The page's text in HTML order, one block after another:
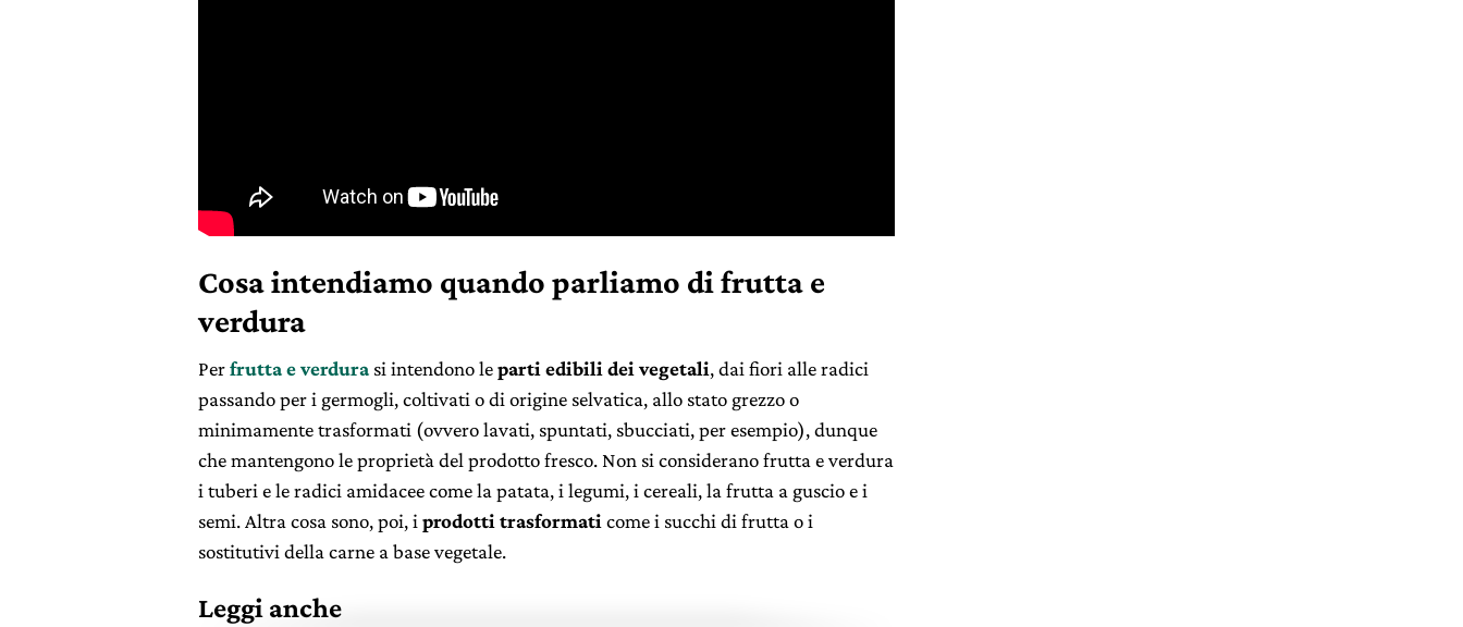
Cosa intendiamo quando parliamo di frutta e
verdura
Perfrutta e verdura si intendono leparti edibili dei vegetali, dai fiori alle radici
passando per i germogli, coltivati o di origine selvatica, allo stato grezzo o
minimamente trasformati (ovvero lavati, spuntati, sbucciati, per esempio), dunque
che mantengono le proprietà del prodotto fresco. Non si considerano frutta e verdura
i tuberi e le radici amidacee come la patata, i legumi, i cereali, la frutta a guscio e i
semi. Altra cosa sono, poi, i prodotti trasformati come i succhi di frutta o i
sostitutivi della carne a base vegetale.
Leggi anche